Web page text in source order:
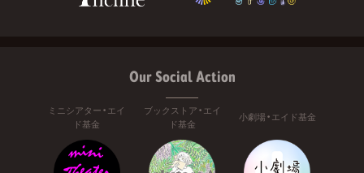
Our Social Action
ミニシアター・エイ
ド基金
ブックストア・エイ
ド基金
小劇場・エイド基金